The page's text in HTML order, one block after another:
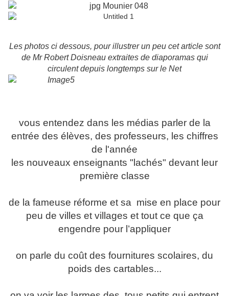
Les photos ci dessous, pour illustrer un peu cet article sont
de Mr Robert Doisneau extraites de diaporamas qui
circulent depuis longtemps sur le Net
vous entendez dans les médias parler de la
entrée des élèves, des professeurs, les chiffres
de l'année
les nouveaux enseignants "lachés" devant leur
première classe
de la fameuse réforme et sa mise en place pour
peu de villes et villages et tout ce que ça
engendre pour l’appliquer
on parle du coût des fournitures scolaires, du
poids des cartables...